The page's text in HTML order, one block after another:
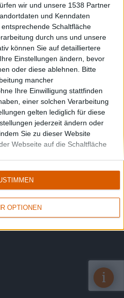
wir und unsere 1538 Partner
und Kenndaten
Schaltfläche
durch uns und unsere
können Sie auf detailliertere
Einstellungen ändern, bevor
oder diese ablehnen.
Bitte
mancher
Ihre Einwilligung stattfinden
einer solchen Verarbeitung
gelten lediglich für diese
jederzeit ändern oder
Sie zu dieser Website
Webseite auf die Schaltfläche
OPTIONEN
i